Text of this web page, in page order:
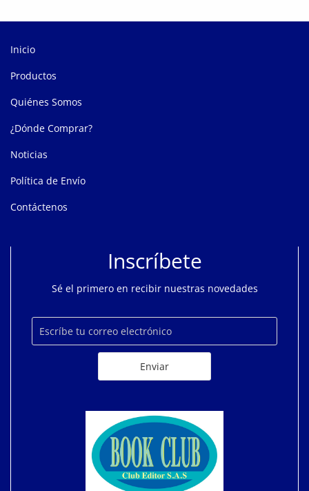
Inicio
Productos
Quiénes Somos
¿Dónde Comprar?
Noticias
Política de Envío
Contáctenos
Inscríbete
Sé el primero en recibir nuestras novedades